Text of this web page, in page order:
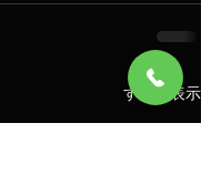
すべて表示